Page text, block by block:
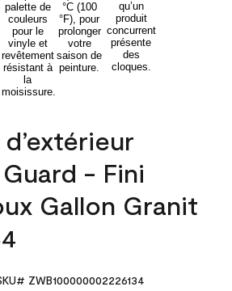
- Fini
Gallon Granit
ZWB100000002226134